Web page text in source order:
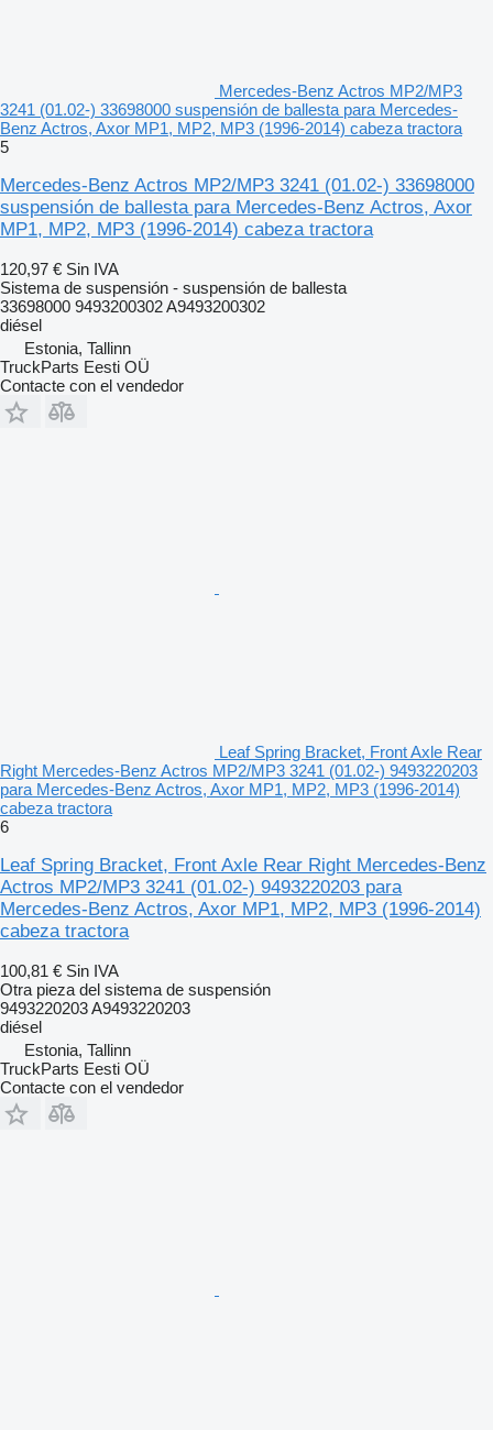
Mercedes-Benz Actros MP2/MP3
3241 (01.02-) 33698000 suspensión de ballesta para Mercedes-
Benz Actros, Axor MP1, MP2, MP3 (1996-2014) cabeza tractora
5
Mercedes-Benz Actros MP2/MP3 3241 (01.02-) 33698000
suspensión de ballesta para Mercedes-Benz Actros, Axor
MP1, MP2, MP3 (1996-2014) cabeza tractora
120,97 € Sin IVA
Sistema de suspensión - suspensión de ballesta
33698000 9493200302 A9493200302
diésel
Estonia, Tallinn
TruckParts Eesti OÜ
Contacte con el vendedor
Leaf Spring Bracket, Front Axle Rear
Right Mercedes-Benz Actros MP2/MP3 3241 (01.02-) 9493220203
para Mercedes-Benz Actros, Axor MP1, MP2, MP3 (1996-2014)
cabeza tractora
6
Leaf Spring Bracket, Front Axle Rear Right Mercedes-Benz
Actros MP2/MP3 3241 (01.02-) 9493220203 para
Mercedes-Benz Actros, Axor MP1, MP2, MP3 (1996-2014)
cabeza tractora
100,81 € Sin IVA
Otra pieza del sistema de suspensión
9493220203 A9493220203
diésel
Estonia, Tallinn
TruckParts Eesti OÜ
Contacte con el vendedor